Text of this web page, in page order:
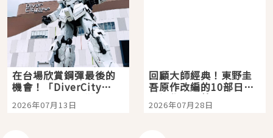
在台場欣賞鋼彈最後的
機會！「DiverCity
Tokyo Plaza」搭船、
購物、美食及夜景，一
2026年07月13日
回顧大師經典！東野圭
吾原作改編的10部日本
影視作品推薦
2026年07月28日